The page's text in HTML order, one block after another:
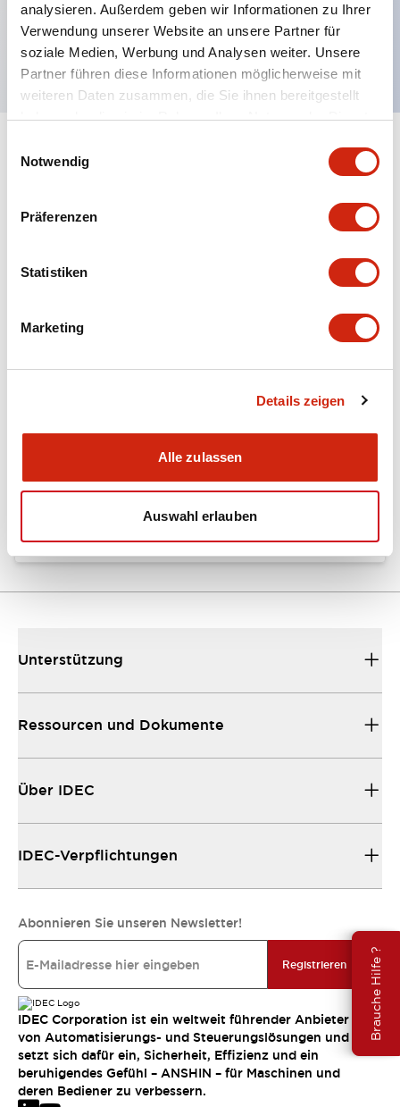
analysieren. Außerdem geben wir Informationen zu Ihrer
Verwendung unserer Website an unsere Partner für
soziale Medien, Werbung und Analysen weiter. Unsere
Partner führen diese Informationen möglicherweise mit
weiteren Daten zusammen, die Sie ihnen bereitgestellt
haben oder die sie im Rahmen Ihrer Nutzung der Dienste
Notwendig
Präferenzen
Statistiken
Marketing
Details zeigen
Alle zulassen
Auswahl erlauben
Brauche Hilfe ?
Pilztaster, 1NO-Kontakt, freiliegender
Schraubanschluss, weißer Knopf
Spezifikationen Alle erweitern+
EU2B Datasheet
Unterstützung
Ressourcen und Dokumente
Über IDEC
IDEC-Verpflichtungen
Abonnieren Sie unseren Newsletter!
Registrieren
IDEC Corporation ist ein weltweit führender Anbieter
von Automatisierungs- und Steuerungslösungen und
setzt sich dafür ein, Sicherheit, Effizienz und ein
beruhigendes Gefühl – ANSHIN – für Maschinen und
deren Bediener zu verbessern.